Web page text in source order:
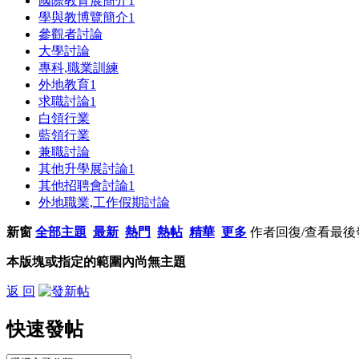
學與教博覽簡介1
參觀者討論
大學討論
專科,職業訓練
外地教育1
求職討論1
白領行業
藍領行業
兼職討論
其他升學展討論1
其他招聘會討論1
外地職業,工作假期討論
新窗 全部主題 最新 熱門 熱帖 精華 更多 作者回復/查看最後
本版塊或指定的範圍內尚無主題
返 回
快速發帖